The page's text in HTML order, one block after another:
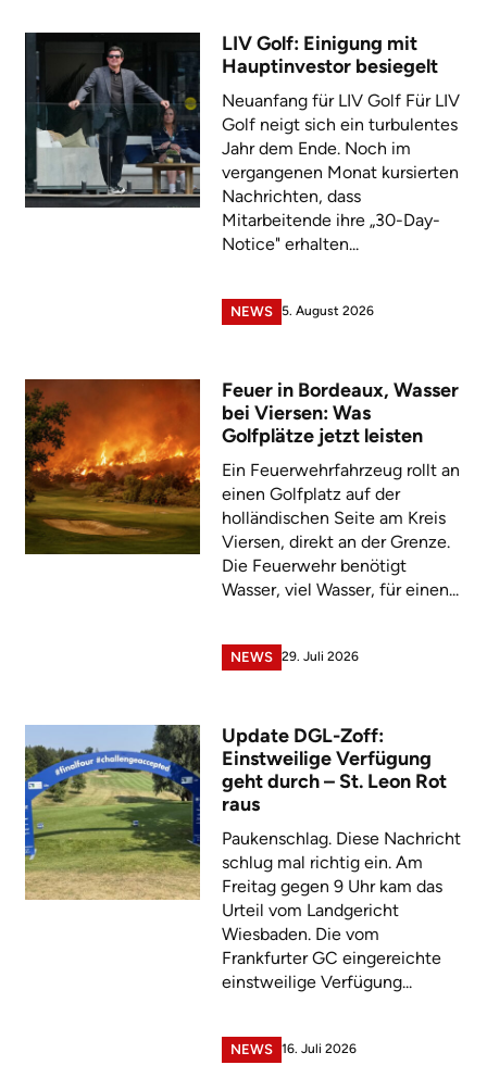
LIV Golf: Einigung mit
Hauptinvestor besiegelt
Neuanfang für LIV Golf Für LIV
Golf neigt sich ein turbulentes
Jahr dem Ende. Noch im
vergangenen Monat kursierten
Nachrichten, dass
Mitarbeitende ihre „30-Day-
Notice" erhalten...
NEWS 5. August 2026
Feuer in Bordeaux, Wasser
bei Viersen: Was
Golfplätze jetzt leisten
Ein Feuerwehrfahrzeug rollt an
einen Golfplatz auf der
holländischen Seite am Kreis
Viersen, direkt an der Grenze.
Die Feuerwehr benötigt
Wasser, viel Wasser, für einen...
NEWS 29. Juli 2026
Update DGL-Zoff:
Einstweilige Verfügung
geht durch – St. Leon Rot
raus
Paukenschlag. Diese Nachricht
schlug mal richtig ein. Am
Freitag gegen 9 Uhr kam das
Urteil vom Landgericht
Wiesbaden. Die vom
Frankfurter GC eingereichte
einstweilige Verfügung...
NEWS 16. Juli 2026